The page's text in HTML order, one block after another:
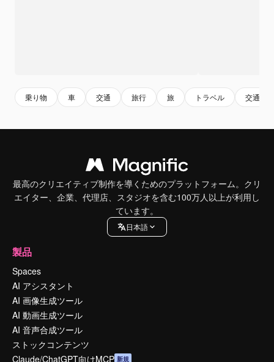
乗り物 車 交通 旅行 旅 トラベル 交通手段
最高のクリエイティブ制作を導くためのプラットフォーム。クリ
エイター、企業、代理店、スタジオを含む100万人以上が利用し
ています。
日本語
製品
Spaces
AI アシスタント
AI 画像生成ツール
AI 動画生成ツール
AI 音声合成ツール
ストックコンテンツ
Claude/ChatGPT向けMCP 新規